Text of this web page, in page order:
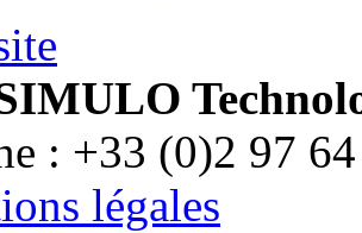
: +33 (0)2 97
légales